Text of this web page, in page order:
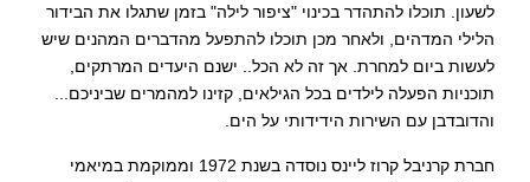
לשעון. תוכלו להתהדר בכינוי "ציפור לילה" בזמן שתגלו את הבידור
הלילי המדהים, ולאחר מכן תוכלו להתפעל מהדברים המהנים שיש
לעשות ביום למחרת. אך זה לא הכל.. ישנם היעדים המרתקים,
תוכניות הפעלה לילדים בכל הגילאים, קזינו למהמרים שביניכם...
והדובדבן עם השירות הידידותי על הים.
חברת קרניבל קרוז ליינס נוסדה בשנת 1972 וממוקמת במיאמי